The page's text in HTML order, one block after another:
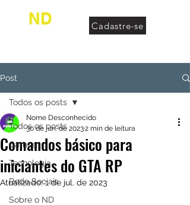
ND Cadastre-se
Post
Todos os posts
Games
Tecnologia
Rede Sociais
Sobre o ND
Todos os posts
Comandos básico para
iniciantes do GTA RP
Nome Desconhecido
30 de jun. de 20232 min de leitura
Atualizado:1 de jul. de 2023